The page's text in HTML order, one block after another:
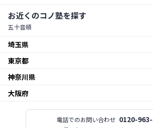
お近くのコノ塾を探す
五十音順
埼玉県
朝霞市
越谷市
志木校
東京都
東京23区
足立区
神奈川県
厚木市
神木本町校新百合ヶ丘校中野島校南
大阪府
今福鶴見校北田辺校関目校西田辺校平
電話でのお問い合わせ 0120-